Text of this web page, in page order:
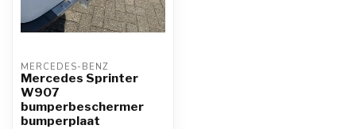
MERCEDES-BENZ
Mercedes Sprinter
W907
bumperbeschermer
bumperplaat